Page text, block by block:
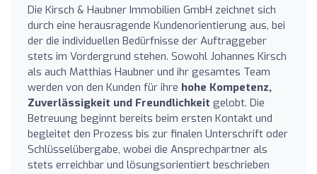
Die Kirsch & Haubner Immobilien GmbH zeichnet sich
durch eine herausragende Kundenorientierung aus, bei
der die individuellen Bedürfnisse der Auftraggeber
stets im Vordergrund stehen. Sowohl Johannes Kirsch
als auch Matthias Haubner und ihr gesamtes Team
werden von den Kunden für ihre hohe Kompetenz,
Zuverlässigkeit und Freundlichkeit gelobt. Die
Betreuung beginnt bereits beim ersten Kontakt und
begleitet den Prozess bis zur finalen Unterschrift oder
Schlüsselübergabe, wobei die Ansprechpartner als
stets erreichbar und lösungsorientiert beschrieben